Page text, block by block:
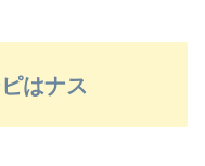
はナス